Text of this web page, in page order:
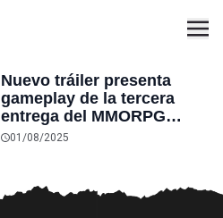
Nuevo tráiler presenta
gameplay de la tercera
entrega del MMORPG
Ragnarok y los jugadores
01/08/2025